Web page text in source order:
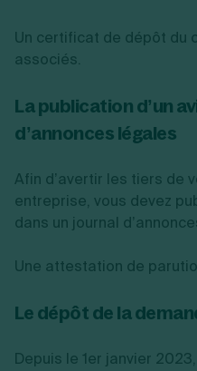
Un certificat de dépôt du
associés.
La publication d’un
d’annonces légales
Afin d’avertir les tiers de
entreprise, vous devez
dans un journal
Une attestation de
Le dépôt de la
Depuis le 1er janvier